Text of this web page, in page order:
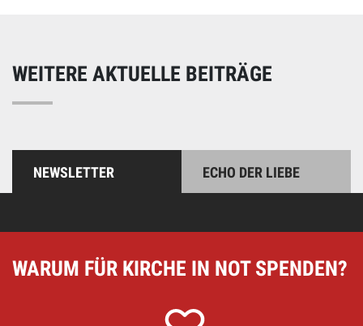
WEITERE AKTUELLE BEITRÄGE
NEWSLETTER ECHO DER LIEBE
WARUM FÜR KIRCHE IN NOT SPENDEN?